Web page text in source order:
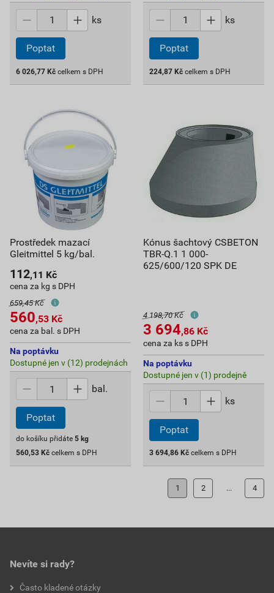
ks
Poptat
6 026,77 Kč celkem s DPH
ks
Poptat
224,87 Kč celkem s DPH
Prostředek mazací
Gleitmittel 5 kg/bal.
112,11 Kč
cena za kg s DPH
659,45 Kč
560,53 Kč
cena za bal. s DPH
Na poptávku
Dostupné jen v (12) prodejnách
bal.
Poptat
do košíku přidáte 5 kg
560,53 Kč celkem s DPH
Kónus šachtový CSBETON
TBR-Q.1 1 000-
625/600/120 SPK DE
4 198,70 Kč
3 694,86 Kč
cena za ks s DPH
Na poptávku
Dostupné jen v (1) prodejně
ks
Poptat
3 694,86 Kč celkem s DPH
1 2 ... 4
Nevíte si rady?
Často kladené otázky